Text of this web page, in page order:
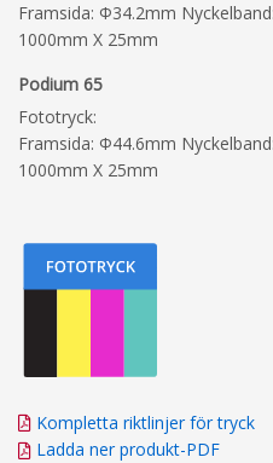
Framsida: Φ34.2mm
1000mm X 25mm
Podium 65
Fototryck:
Framsida: Φ44.6mm
1000mm X 25mm
Kompletta riktlinjer för tryck
Ladda ner produkt-PDF